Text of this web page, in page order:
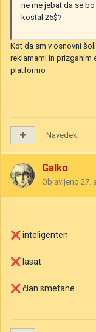
ne me jebat da se
koštal 25$?
Kot da sm v osnovni
reklamami in prizganim
platformo
Navedek
Galko
Objavljeno 27.
❌inteligenten
❌ lasat
❌član smetane